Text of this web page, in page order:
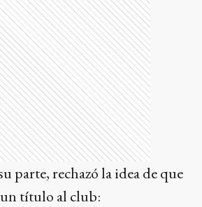
parte, rechazó la idea de que
título al club: